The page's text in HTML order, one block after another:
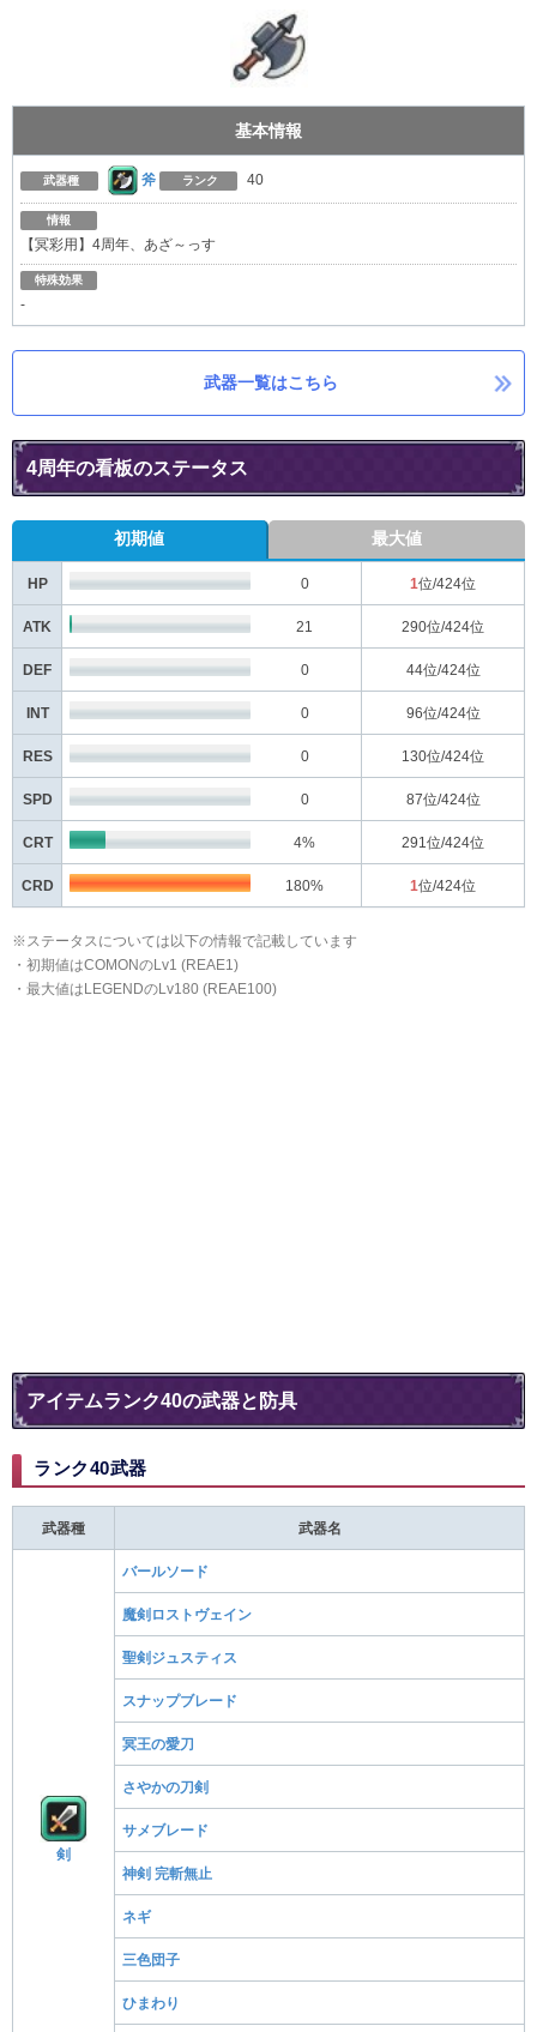
基本情報
武器種 斧 ランク 40
情報
【冥彩用】4周年、あざ～っす
特殊効果
-
武器一覧はこちら
4周年の看板のステータス
初期値 最大値
HP 0 1位/424位
ATK 21 290位/424位
DEF 0 44位/424位
INT 0 96位/424位
RES 0 130位/424位
SPD 0 87位/424位
CRT 4% 291位/424位
CRD 180% 1位/424位
※ステータスについては以下の情報で記載しています
・初期値はCOMONのLv1 (REAE1)
・最大値はLEGENDのLv180 (REAE100)
アイテムランク40の武器と防具
ランク40武器
武器種 武器名
剣
バールソード
魔剣ロストヴェイン
聖剣ジュスティス
スナップブレード
冥王の愛刀
さやかの刀剣
サメブレード
神剣 完斬無止
ネギ
三色団子
ひまわり